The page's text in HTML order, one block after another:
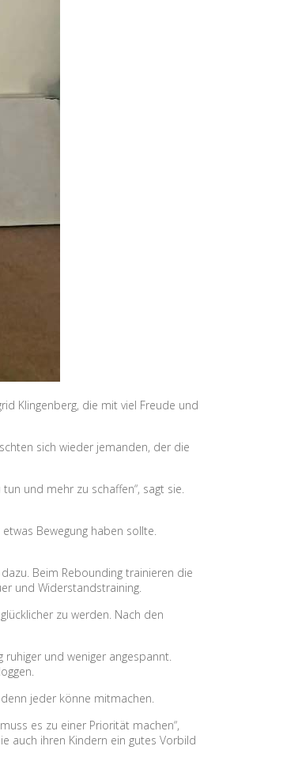
Klingenberg, die mit viel Freude und
sich wieder jemanden, der die
und mehr zu schaffen“, sagt sie.
Bewegung haben sollte.
Beim Rebounding trainieren die
und Widerstandstraining.
zu werden. Nach den
ruhiger und weniger angespannt.
jeder könne mitmachen.
es zu einer Priorität machen“,
auch ihren Kindern ein gutes Vorbild